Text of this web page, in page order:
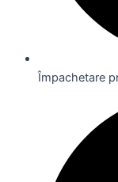
Împachetare